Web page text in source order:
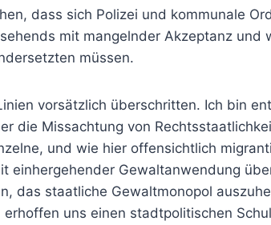
dass sich Polizei und kommunale
mit mangelnder Akzeptanz und
müssen.
vorsätzlich überschritten. Ich bin
die Missachtung von
und wie hier offensichtlich
einhergehender Gewaltanwendung
das staatliche Gewaltmonopol
uns einen stadtpolitischen